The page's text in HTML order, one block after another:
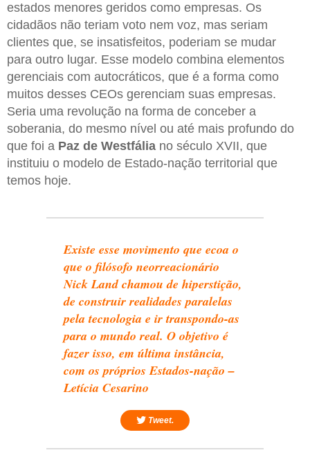
estados menores geridos como empresas. Os
cidadãos não teriam voto nem voz, mas seriam
clientes que, se insatisfeitos, poderiam se mudar
para outro lugar. Esse modelo combina elementos
gerenciais com autocráticos, que é a forma como
muitos desses CEOs gerenciam suas empresas.
Seria uma revolução na forma de conceber a
soberania, do mesmo nível ou até mais profundo do
que foi a Paz de Westfália no século XVII, que
instituiu o modelo de Estado-nação territorial que
temos hoje.
Existe esse movimento que ecoa o
que o filósofo neorreacionário
Nick Land chamou de hiperstição,
de construir realidades paralelas
pela tecnologia e ir transpondo-as
para o mundo real. O objetivo é
fazer isso, em última instância,
com os próprios Estados-nação –
Letícia Cesarino
Tweet.